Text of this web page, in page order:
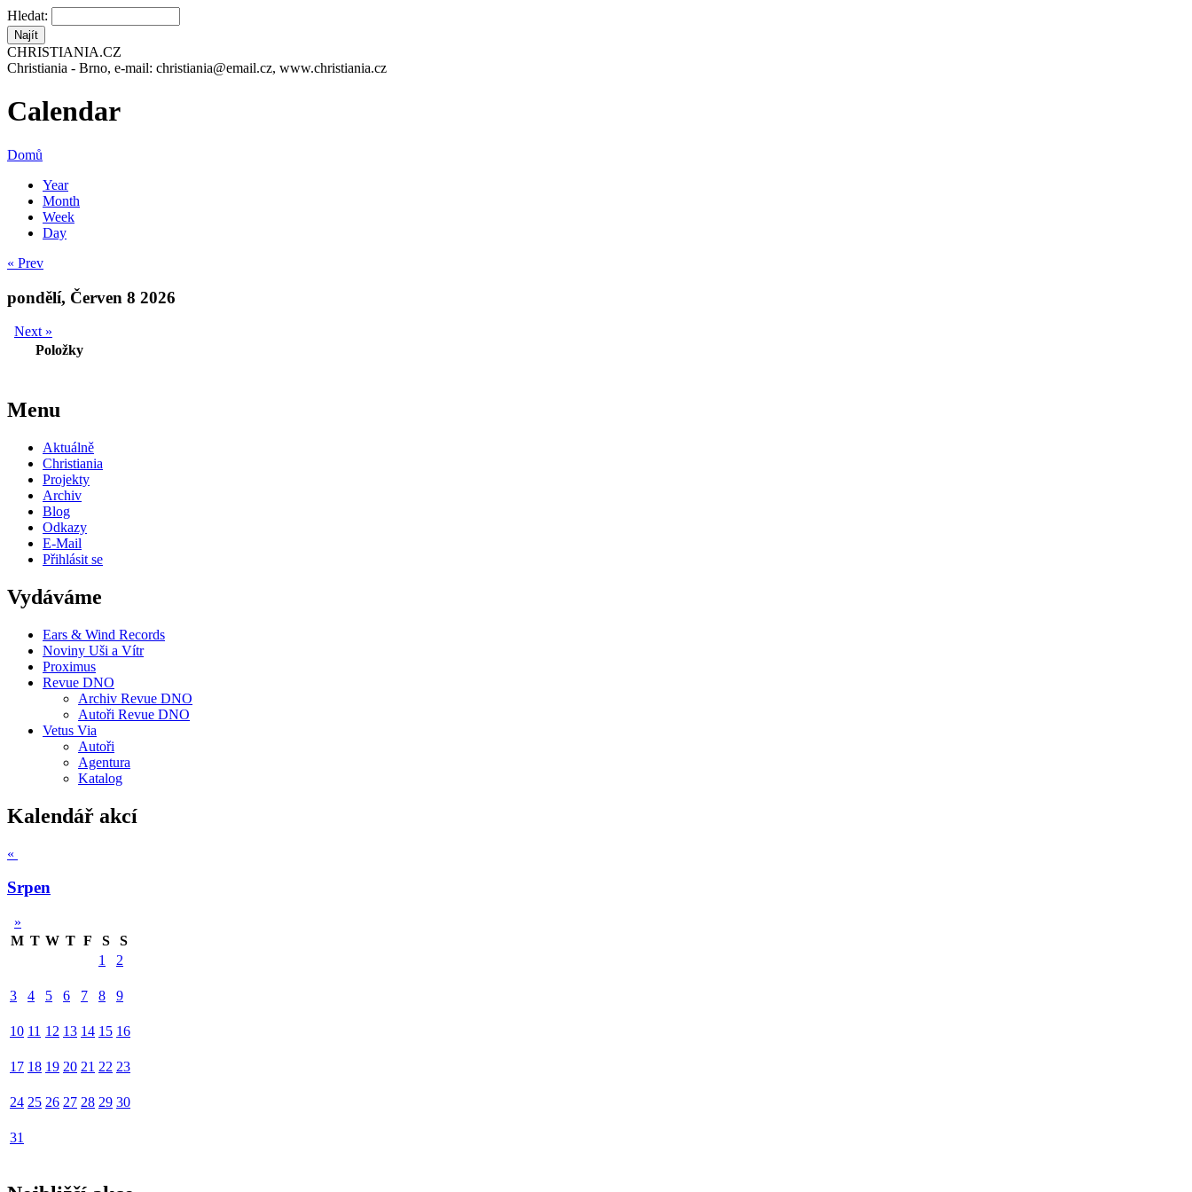
Hledat:
CHRISTIANIA.CZ
Christiania - Brno, e-mail: christiania@email.cz, www.christiania.cz
Calendar
Domů
Year
Month
Week
Day
« Prev
pondělí, Červen 8 2026
Next »
Položky
Menu
Aktuálně
Christiania
Projekty
Archiv
Blog
Odkazy
E-Mail
Přihlásit se
Vydáváme
Ears & Wind Records
Noviny Uši a Vítr
Proximus
Revue DNO
Archiv Revue DNO
Autoři Revue DNO
Vetus Via
Autoři
Agentura
Katalog
Kalendář akcí
«
Srpen
»
M T W T F S
S
1
2
3 4 5 6 7 8 9
10 11 12 13 14 15 16
17 18 19 20 21 22 23
24 25 26 27 28 29 30
31